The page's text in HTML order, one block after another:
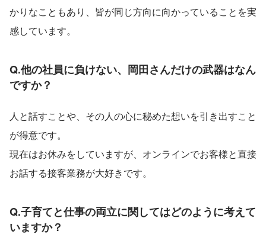
かりなこともあり、皆が同じ方向に向かっていることを実
感しています。
Q.他の社員に負けない、岡田さんだけの武器はなん
ですか？
人と話すことや、その人の心に秘めた想いを引き出すこと
が得意です。
現在はお休みをしていますが、オンラインでお客様と直接
お話する接客業務が大好きです。
Q.子育てと仕事の両立に関してはどのように考えて
いますか？